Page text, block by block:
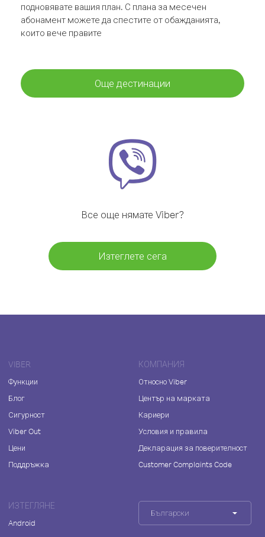
подновявате вашия план. С плана за месечен
абонамент можете да спестите от обажданията,
които вече правите
Още дестинации
Все още нямате Viber?
Изтеглете сега
VIBER
Функции
Блог
Сигурност
Viber Out
Цени
Поддръжка
КОМПАНИЯ
Относно Viber
Център на марката
Кариери
Условия и правила
Декларация за поверителност
Customer Complaints Code
ИЗТЕГЛЯНЕ
Android
Български